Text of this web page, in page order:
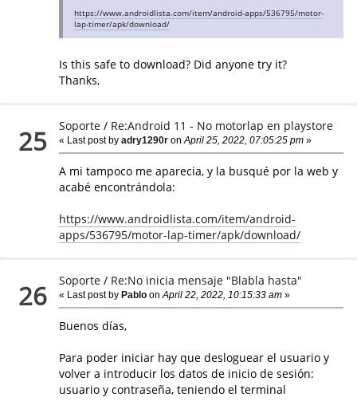
https://www.androidlista.com/item/android-apps/536795/motor-
lap-timer/apk/download/
Is this safe to download? Did anyone try it?
Thanks,
25 Soporte / Re:Android 11 - No motorlap en playstore
« Last post byadry1290r on April 25, 2022, 07:05:25 pm »
A mi tampoco me aparecia, y la busqué por la web y
acabé encontrándola:
https://www.androidlista.com/item/android-
apps/536795/motor-lap-timer/apk/download/
26 Soporte / Re:No inicia mensaje "Blabla hasta"
« Last post by Pablo on April 22, 2022, 10:15:33 am »
Buenos días,
Para poder iniciar hay que desloguear el usuario y
volver a introducir los datos de inicio de sesión:
usuario y contraseña, teniendo el terminal